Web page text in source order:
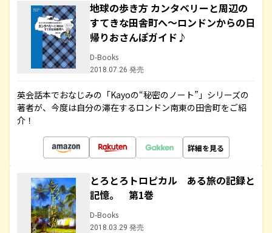
地球の歩き方 カンタベリーと周辺の
すてきな田舎町へ～ロンドンからの日
帰りおさんぽガイド♪
D-Books
2018.07.26 発売
英会話本でおなじみの「Kayoの“秘密のノート”」シリーズの
著者が、今度は自分の滞在するロンドン南東の田舎町をご紹
介！
詳細を見る
とろとろトロピカル ある旅の記録と
記憶。 第1巻
D-Books
2018.03.29 発売